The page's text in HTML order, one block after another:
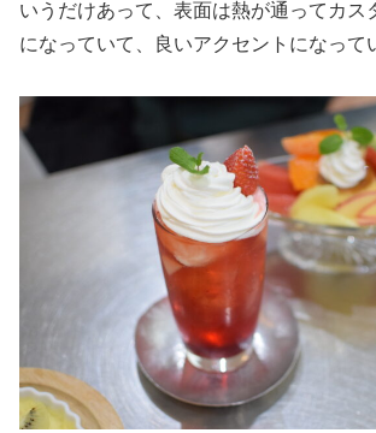
いうだけあって、表面は熱が通ってカス
になっていて、良いアクセントになって